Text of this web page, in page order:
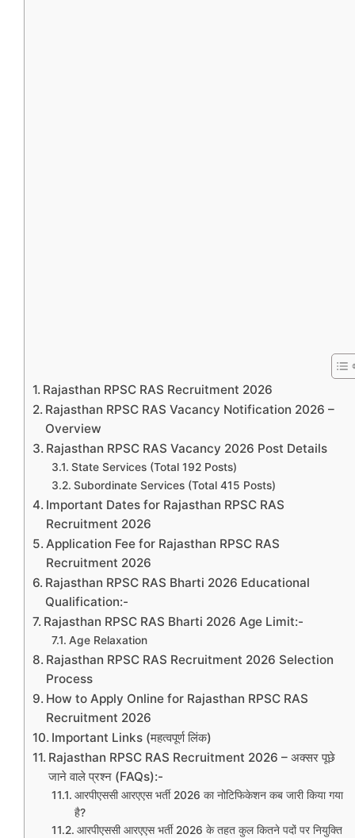
Rajasthan RPSC RAS Recruitment 2026
Rajasthan RPSC RAS Vacancy Notification 2026 –
Overview
Rajasthan RPSC RAS Vacancy 2026 Post Details
State Services (Total 192 Posts)
Subordinate Services (Total 415 Posts)
Important Dates for Rajasthan RPSC RAS
Recruitment 2026
Application Fee for Rajasthan RPSC RAS
Recruitment 2026
Rajasthan RPSC RAS Bharti 2026 Educational
Qualification:-
Rajasthan RPSC RAS Bharti 2026 Age Limit:-
Age Relaxation
Rajasthan RPSC RAS Recruitment 2026 Selection
Process
How to Apply Online for Rajasthan RPSC RAS
Recruitment 2026
Important Links (महत्वपूर्ण लिंक)
Rajasthan RPSC RAS Recruitment 2026 – अक्सर पूछे
जाने वाले प्रश्न (FAQs):-
आरपीएससी आरएएस भर्ती 2026 का नोटिफिकेशन कब जारी किया गया
है?
आरपीएससी आरएएस भर्ती 2026 के तहत कुल कितने पदों पर नियुक्ति